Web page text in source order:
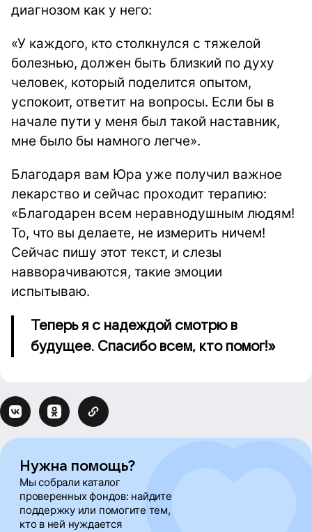
диагнозом как у него:
«У каждого, кто столкнулся с тяжелой
болезнью, должен быть близкий по духу
человек, который поделится опытом,
успокоит, ответит на вопросы. Если бы в
начале пути у меня был такой наставник,
мне было бы намного легче».
Благодаря вам Юра уже получил важное
лекарство и сейчас проходит терапию:
«Благодарен всем неравнодушным людям!
То, что вы делаете, не измерить ничем!
Сейчас пишу этот текст, и слезы
навворачиваются, такие эмоции
испытываю.
Теперь я с надеждой смотрю в
будущее. Спасибо всем, кто помог!»
Нужна помощь?
Мы собрали каталог
проверенных фондов: найдите
поддержку или помогите тем,
кто в ней нуждается